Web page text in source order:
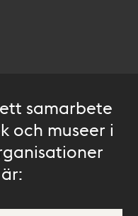
samarbete
och museer i